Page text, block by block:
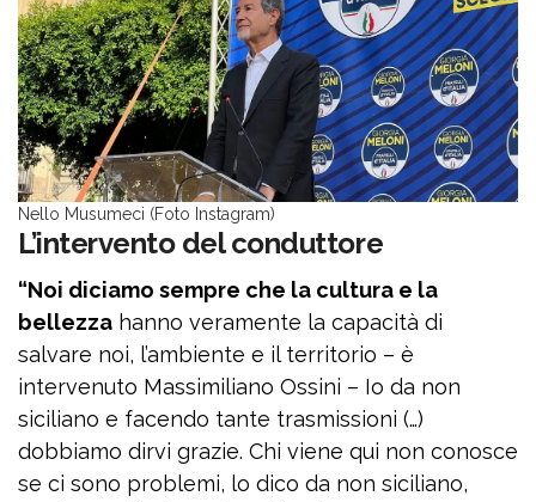
Nello Musumeci (Foto Instagram)
L’intervento del conduttore
“Noi diciamo sempre che la cultura e la
bellezza hanno veramente la capacità di
salvare noi, l’ambiente e il territorio – è
intervenuto Massimiliano Ossini – Io da non
siciliano e facendo tante trasmissioni (…)
dobbiamo dirvi grazie. Chi viene qui non conosce
se ci sono problemi, lo dico da non siciliano,